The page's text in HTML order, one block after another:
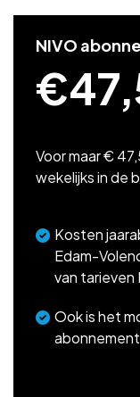
NIVO
Voor maar €
wekelijks in de
Kosten
Edam-
van tarieven
Ook is het